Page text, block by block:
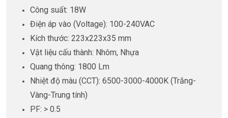
Công suất: 18W
Điện áp vào (Voltage): 100-240VAC
Kích thước: 223x223x35 mm
Vật liệu cấu thành: Nhôm, Nhựa
Quang thông: 1800 Lm
Nhiệt độ màu (CCT): 6500-3000-4000K (Trắng-
Vàng-Trung tính)
PF: > 0.5